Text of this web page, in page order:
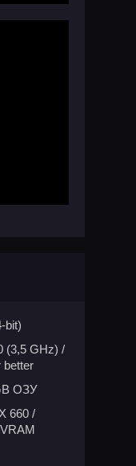
bit)
(3,5 GHz) /
better
ОЗУ
660 /